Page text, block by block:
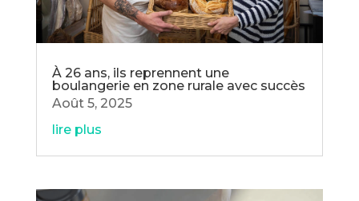
À 26 ans, ils reprennent une
boulangerie en zone rurale avec succès
Août 5, 2025
lire plus